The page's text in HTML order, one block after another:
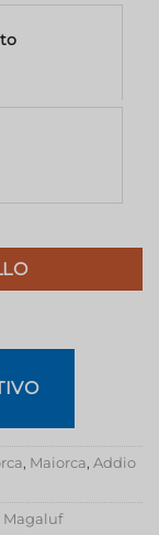
, Maiorca, Addio
Magaluf